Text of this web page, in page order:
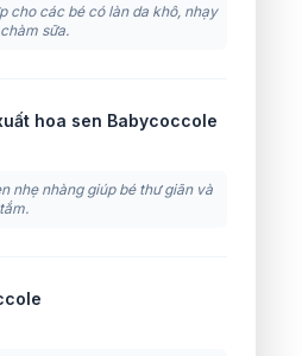
cho các bé có làn da khô, nhạy
sữa.
hoa sen Babycoccole
nhẹ nhàng giúp bé thư giãn và